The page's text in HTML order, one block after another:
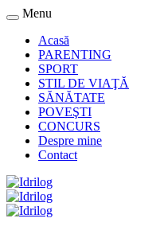
Menu
Acasă
PARENTING
SPORT
STIL DE VIAŢĂ
SĂNĂTATE
POVEŞTI
CONCURS
Despre mine
Contact